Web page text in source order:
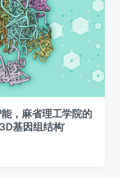
，麻省理工学院的
基因组结构’